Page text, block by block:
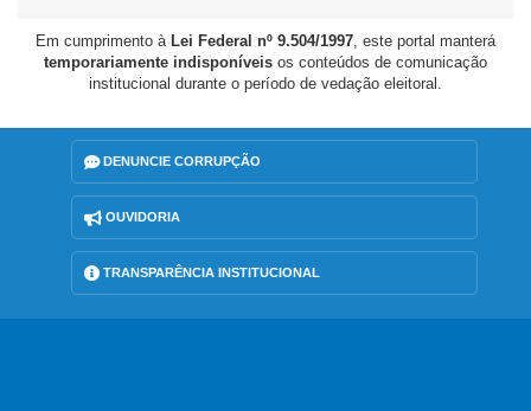
Em cumprimento à Lei Federal nº 9.504/1997, este portal manterá
temporariamente indisponíveis os conteúdos de comunicação
institucional durante o período de vedação eleitoral.
DENUNCIE CORRUPÇÃO
OUVIDORIA
TRANSPARÊNCIA INSTITUCIONAL